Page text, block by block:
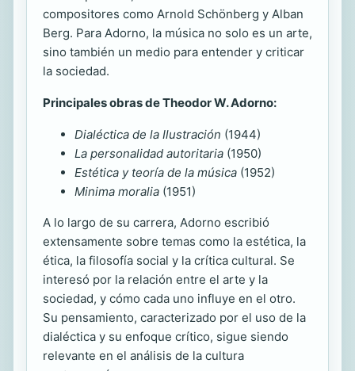
compositores como Arnold Schönberg y Alban
Berg. Para Adorno, la música no solo es un arte,
sino también un medio para entender y criticar
la sociedad.
Principales obras de Theodor W. Adorno:
Dialéctica de la Ilustración (1944)
La personalidad autoritaria (1950)
Estética y teoría de la música (1952)
Minima moralia (1951)
A lo largo de su carrera, Adorno escribió
extensamente sobre temas como la estética, la
ética, la filosofía social y la crítica cultural. Se
interesó por la relación entre el arte y la
sociedad, y cómo cada uno influye en el otro.
Su pensamiento, caracterizado por el uso de la
dialéctica y su enfoque crítico, sigue siendo
relevante en el análisis de la cultura